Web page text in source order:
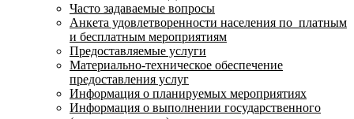
Часто задаваемые вопросы
Анкета удовлетворенности населения по платным
и бесплатным мероприятиям
Предоставляемые услуги
Материально-техническое обеспечение
предоставления услуг
Информация о планируемых мероприятиях
Информация о выполнении государственного